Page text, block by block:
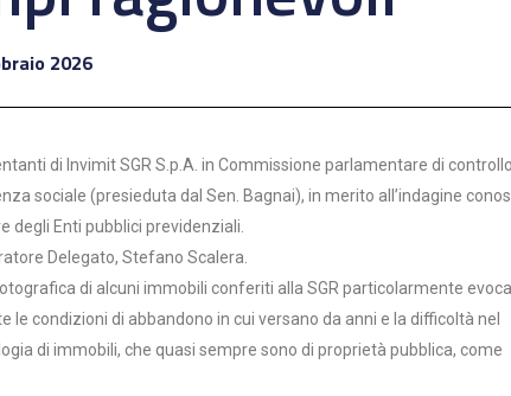
2026
di Invimit SGR S.p.A. in Commissione parlamentare di controllo
sociale (presieduta dal Sen. Bagnai), in merito all’indagine
Enti pubblici previdenziali.
Delegato, Stefano Scalera.
di alcuni immobili conferiti alla SGR particolarmente
condizioni di abbandono in cui versano da anni e la difficoltà nel
di immobili, che quasi sempre sono di proprietà pubblica, come